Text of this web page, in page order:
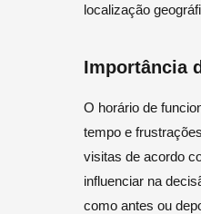
localização
Importância
O horário de
tempo e
visitas de acordo
influenciar na
como antes ou